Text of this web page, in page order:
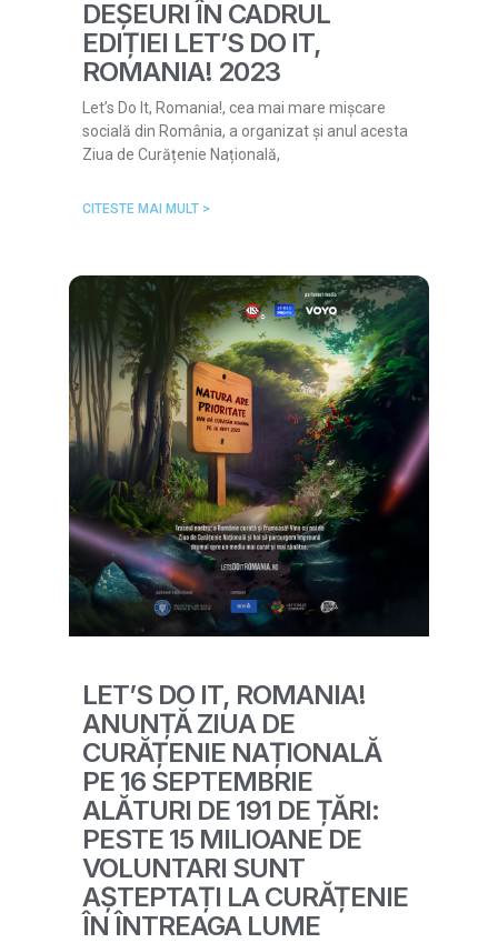
DEȘEURI ÎN CADRUL
EDIȚIEI LET’S DO IT,
ROMANIA! 2023
Let’s Do It, Romania!, cea mai mare mișcare
socială din România, a organizat și anul acesta
Ziua de Curățenie Națională,
CITESTE MAI MULT >
LET’S DO IT, ROMANIA!
ANUNȚĂ ZIUA DE
CURĂȚENIE NAȚIONALĂ
PE 16 SEPTEMBRIE
ALĂTURI DE 191 DE ȚĂRI:
PESTE 15 MILIOANE DE
VOLUNTARI SUNT
AȘTEPTAȚI LA CURĂȚENIE
ÎN ÎNTREAGA LUME